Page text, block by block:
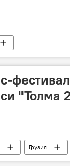
"Толма
Грузия